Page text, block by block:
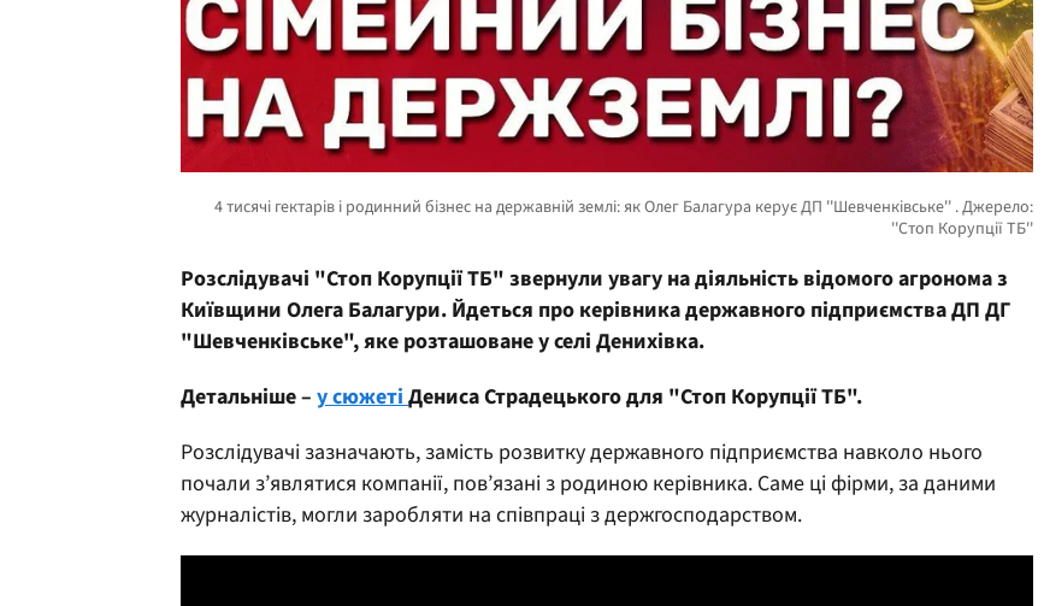
Розслідувачі "Стоп Корупції ТБ" звернули увагу на діяльність відомого агронома з
Київщини Олега Балагури. Йдеться про керівника державного підприємства ДП ДГ
"Шевченківське", яке розташоване у селі Денихівка.
Детальніше – у сюжеті Дениса Страдецького для "Стоп Корупції ТБ".
Розслідувачі зазначають, замість розвитку державного підприємства навколо нього
почали з’являтися компанії, пов’язані з родиною керівника. Саме ці фірми, за даними
журналістів, могли заробляти на співпраці з держгосподарством.